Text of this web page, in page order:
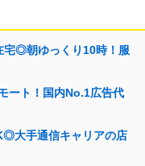
宅◎朝ゆっくり10時！服
ート！国内No.1広告代
大手通信キャリアの店